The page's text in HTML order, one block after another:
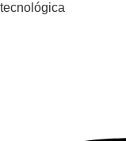
tecnológica